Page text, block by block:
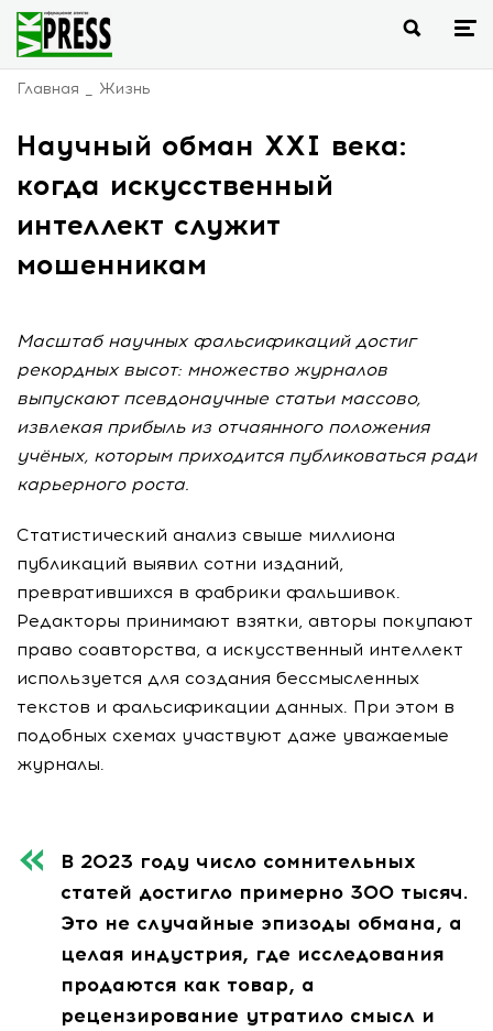
Главная Жизнь
Научный обман XXI века:
когда искусственный
интеллект служит
мошенникам
Масштаб научных фальсификаций достиг
рекордных высот: множество журналов
выпускают псевдонаучные статьи массово,
извлекая прибыль из отчаянного положения
учёных, которым приходится публиковаться ради
карьерного роста.
Статистический анализ свыше миллиона
публикаций выявил сотни изданий,
превратившихся в фабрики фальшивок.
Редакторы принимают взятки, авторы покупают
право соавторства, а искусственный интеллект
используется для создания бессмысленных
текстов и фальсификации данных. При этом в
подобных схемах участвуют даже уважаемые
журналы.
В 2023 году число сомнительных
статей достигло примерно 300 тысяч.
Это не случайные эпизоды обмана, а
целая индустрия, где исследования
продаются как товар, а
рецензирование утратило смысл и